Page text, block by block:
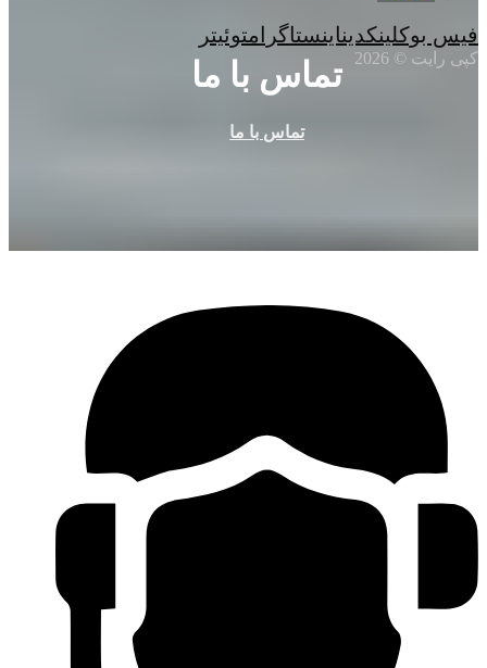
فیس بوکلینکدیناینستاگرامتوئیتر
کپی رایت © 2026 تماس با ما
تماس با ما